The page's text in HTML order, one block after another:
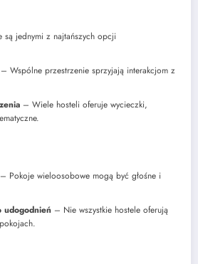
jednymi z najtańszych opcji
– Wspólne przestrzenie sprzyjają interakcjom z
– Wiele hosteli oferuje wycieczki,
– Pokoje wieloosobowe mogą być głośne i
udogodnień – Nie wszystkie hostele oferują